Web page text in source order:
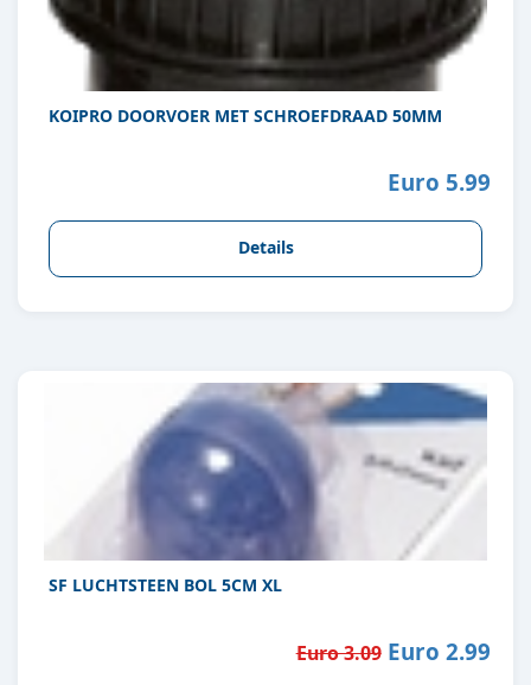
KOIPRO DOORVOER MET SCHROEFDRAAD 50MM
Euro 5.99
Details
SF LUCHTSTEEN BOL 5CM XL
Euro 3.09Euro 2.99